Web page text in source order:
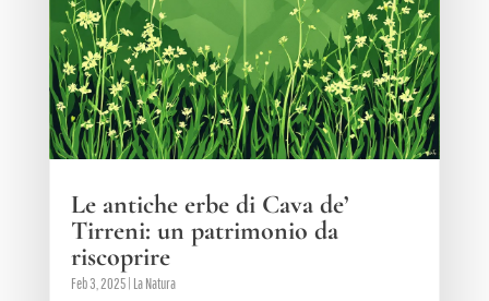
Le antiche erbe di Cava de’
Tirreni: un patrimonio da
riscoprire
Feb 3, 2025| La Natura